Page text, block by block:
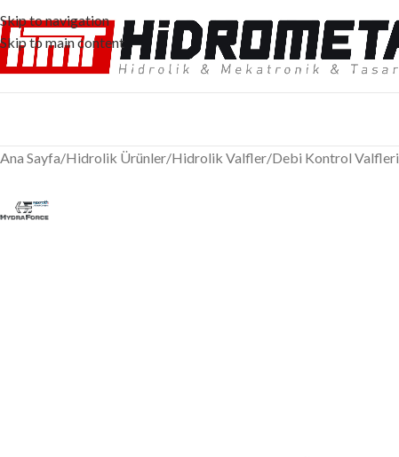
Skip to navigation
Skip to main content
Ana Sayfa/Hidrolik Ürünler/Hidrolik Valfler/Debi Kontrol Valfleri